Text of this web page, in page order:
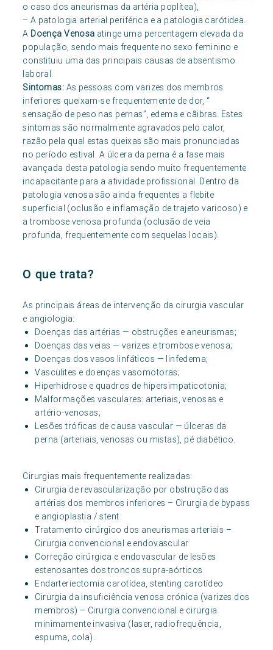
o caso dos aneurismas da artéria poplítea),
– A patologia arterial periférica e a patologia carótidea.
A Doença Venosa atinge uma percentagem elevada da
população, sendo mais frequente no sexo feminino e
constituiu uma das principais causas de absentismo
laboral.
Sintomas: As pessoas com varizes dos membros
inferiores queixam-se frequentemente de dor, “
sensação de peso nas pernas”, edema e cãibras. Estes
sintomas são normalmente agravados pelo calor,
razão pela qual estas queixas são mais pronunciadas
no período estival. A úlcera da perna é a fase mais
avançada desta patologia sendo muito frequentemente
incapacitante para a atividade profissional. Dentro da
patologia venosa são ainda frequentes a flebite
superficial (oclusão e inflamação de trajeto varicoso) e
a trombose venosa profunda (oclusão de veia
profunda, frequentemente com sequelas locais).
O que trata?
As principais áreas de intervenção da cirurgia vascular
e angiologia:
Doenças das artérias — obstruções e aneurismas;
Doenças das veias — varizes e trombose venosa;
Doenças dos vasos linfáticos — linfedema;
Vasculites e doenças vasomotoras;
Hiperhidrose e quadros de hipersimpaticotonia;
Malformações vasculares: arteriais, venosas e
artério-venosas;
Lesões tróficas de causa vascular — úlceras da
perna (arteriais, venosas ou mistas), pé diabético.
Cirurgias mais frequentemente realizadas:
Cirurgia de revascularização por obstrução das
artérias dos membros inferiores – Cirurgia de bypass
e angioplastia / stent
Tratamento cirúrgico dos aneurismas arteriais –
Cirurgia convencional e endovascular
Correção cirúrgica e endovascular de lesões
estenosantes dos troncos supra-aórticos
Endarteriectomia carotídea, stenting carotídeo
Cirurgia da insuficiência venosa crónica (varizes dos
membros) – Cirurgia convencional e cirurgia
minimamente invasiva (laser, radiofrequência,
espuma, cola).